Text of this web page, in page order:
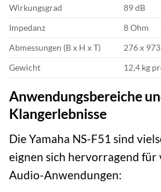
Wirkungsgrad
89 dB
Impedanz
8 Ohm
Abmessungen (B x H x T)
276 x
Gewicht
12,4 kg
Anwendungsbereiche
Klangerlebnisse
Die Yamaha NS-F51 sind
eignen sich hervorragend für
Audio-Anwendungen: